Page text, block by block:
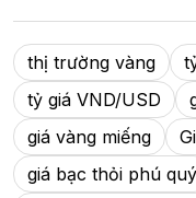
thị trường vàng
tỷ giá VND/USD
giá vàng miếng
giá bạc thỏi phú quý